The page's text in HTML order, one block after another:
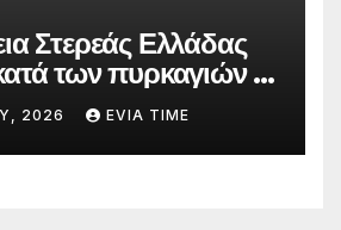
Στερεάς Ελλάδας
των πυρκαγιών –
στήριξη σε πέντε
ενότητες
2026 EVIA TIME